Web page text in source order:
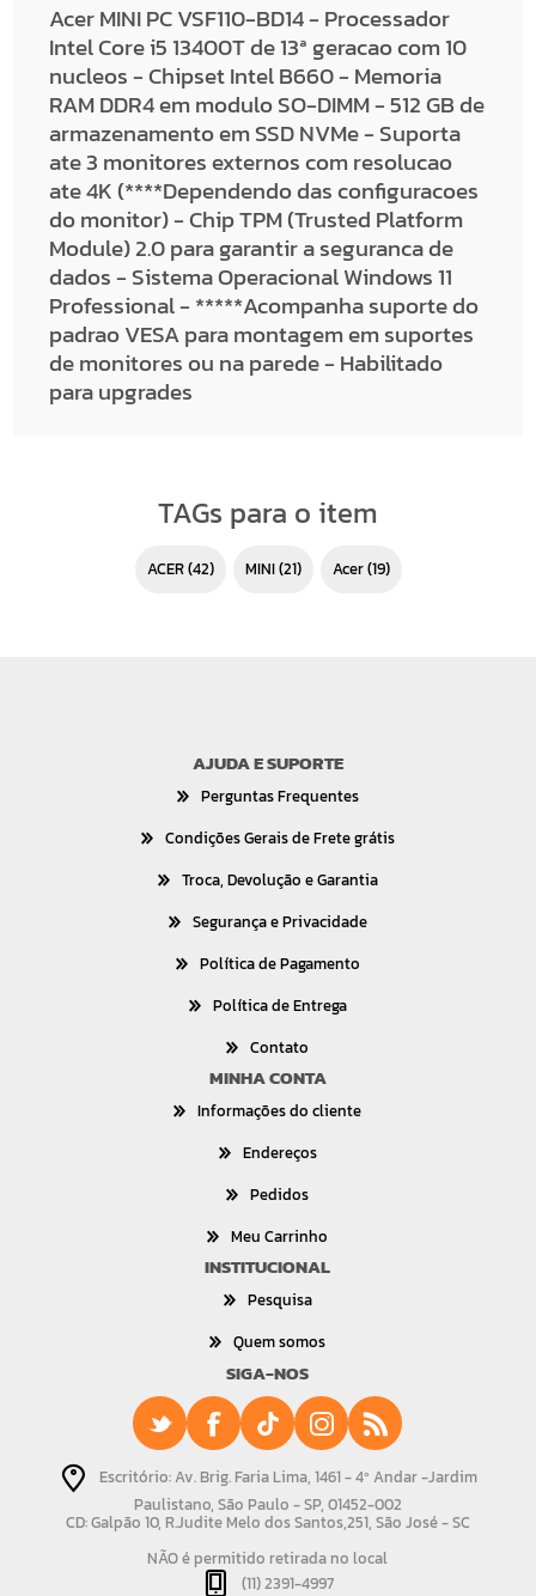
Acer MINI PC VSF110-BD14 - Processador
Intel Core i5 13400T de 13ª geracao com 10
nucleos - Chipset Intel B660 - Memoria
RAM DDR4 em modulo SO-DIMM - 512 GB de
armazenamento em SSD NVMe - Suporta
ate 3 monitores externos com resolucao
ate 4K (****Dependendo das configuracoes
do monitor) - Chip TPM (Trusted Platform
Module) 2.0 para garantir a seguranca de
dados - Sistema Operacional Windows 11
Professional - *****Acompanha suporte do
padrao VESA para montagem em suportes
de monitores ou na parede - Habilitado
para upgrades
TAGs para o item
ACER(42) MINI(21) acer(19)
AJUDA E SUPORTE
Perguntas Frequentes
Condições Gerais de Frete grátis
Troca, Devolução e Garantia
Segurança e Privacidade
Política de Pagamento
Política de Entrega
Contato
MINHA CONTA
Informações do cliente
Endereços
Pedidos
Meu Carrinho
INSTITUCIONAL
Pesquisa
Quem somos
SIGA-NOS
Escritório: Av. Brig. Faria Lima, 1461 - 4º Andar -Jardim
Paulistano, São Paulo - SP, 01452-002
CD: Galpão 10, R.Judite Melo dos Santos,251, São José - SC
NÃO é permitido retirada no local
(11) 2391-4997